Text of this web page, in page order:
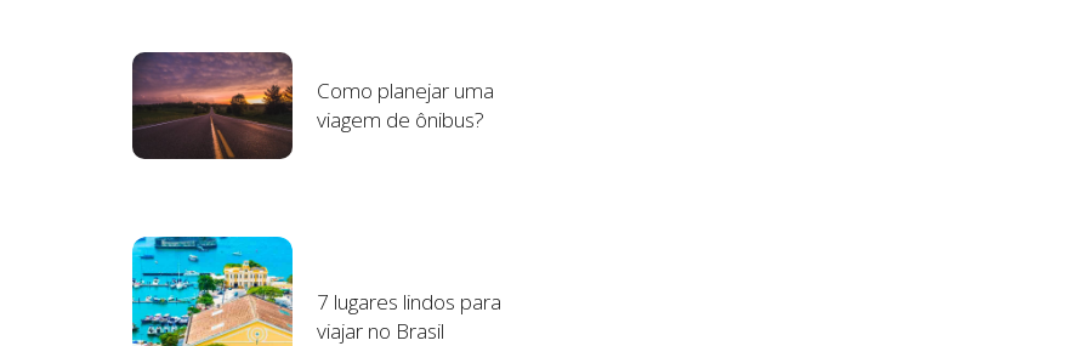
Como planejar uma
viagem de ônibus?
7 lugares lindos para
viajar no Brasil